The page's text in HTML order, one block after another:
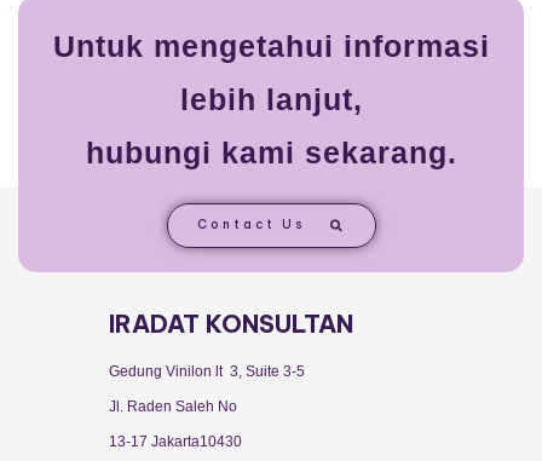
Untuk mengetahui informasi
lebih lanjut,
hubungi kami sekarang.
Contact Us
IRADAT KONSULTAN
Gedung Vinilon lt 3, Suite 3-5
Jl. Raden Saleh No
13-17 Jakarta10430